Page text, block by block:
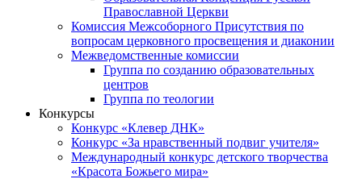
Православной Церкви
Комиссия Межсоборного Присутствия по
вопросам церковного просвещения и диаконии
Межведомственные комиссии
Группа по созданию образовательных
центров
Группа по теологии
Конкурсы
Конкурс «Клевер ДНК»
Конкурс «За нравственный подвиг учителя»
Международный конкурс детского творчества
«Красота Божьего мира»